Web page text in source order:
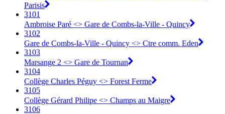
Parisis
3101
Ambroise Paré <> Gare de Combs-la-Ville - Quincy
3102
Gare de Combs-la-Ville - Quincy <> Ctre comm. Eden
3103
Marsange 2 <> Gare de Tournan
3104
Collège Charles Péguy <> Forest Ferme
3105
Collège Gérard Philipe <> Champs au Maigre
3106